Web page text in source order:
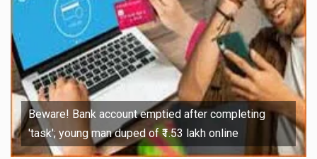
Beware! Bank account emptied after completing
'task'; young man duped of ₹1.53 lakh online